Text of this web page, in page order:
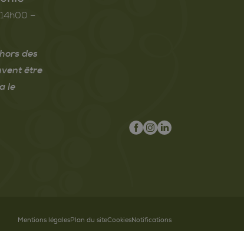
–
des
être
le
Mentions légalesPlan du siteCookiesNotifications